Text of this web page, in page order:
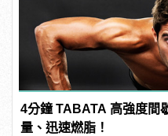
4分鐘 TABATA 高強度間
量、迅速燃脂！